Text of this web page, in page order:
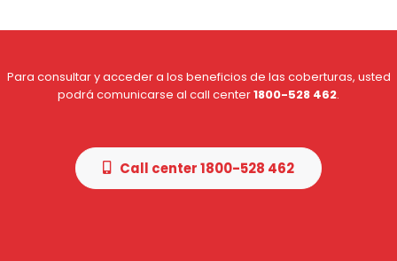
Para consultar y acceder a los beneficios de las coberturas, usted
podrá comunicarse al call center1800-528 462.
Call center 1800-528 462